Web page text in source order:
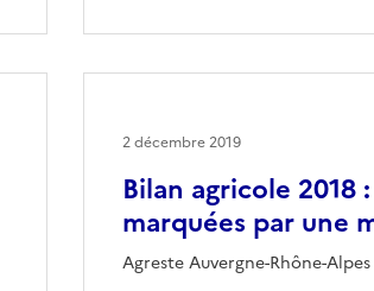
Bilan agricole
marquées par une
Agreste Auvergne-Rhône-
2 décembre 2019